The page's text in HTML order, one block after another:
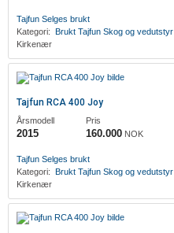
Tajfun Selges brukt
Kategori: Brukt Tajfun Skog og vedutstyr
Kirkenær
Tajfun RCA 400 Joy
Årsmodell
2015
Pris
160.000 NOK
Tajfun Selges brukt
Kategori: Brukt Tajfun Skog og vedutstyr
Kirkenær